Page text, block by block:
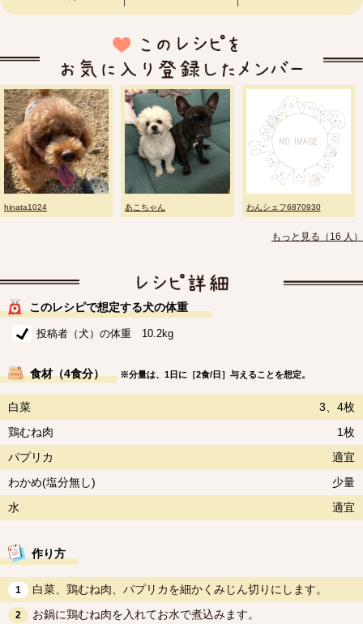
hinata1024 あこちゃん わんシェフ6870930
もっと見る（16 人）
このレシピで想定する犬の体重
投稿者（犬）の体重 10.2kg
食材（4食分） ※分量は、1日に［2食/日］与えることを想定。
白菜
3、4枚
鶏むね肉
1枚
パプリカ
適宜
わかめ(塩分無し)
少量
水
適宜
作り方
1 白菜、鶏むね肉、パプリカを細かくみじん切りにします。
2 お鍋に鶏むね肉を入れてお水で煮込みます。